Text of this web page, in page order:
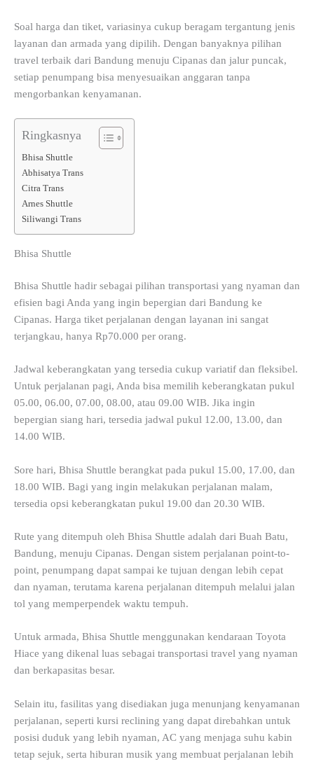
Soal harga dan tiket, variasinya cukup beragam tergantung jenis
layanan dan armada yang dipilih. Dengan banyaknya pilihan
travel terbaik dari Bandung menuju Cipanas dan jalur puncak,
setiap penumpang bisa menyesuaikan anggaran tanpa
mengorbankan kenyamanan.
Ringkasnya
Bhisa Shuttle
Abhisatya Trans
Citra Trans
Arnes Shuttle
Siliwangi Trans
Bhisa Shuttle
Bhisa Shuttle hadir sebagai pilihan transportasi yang nyaman dan
efisien bagi Anda yang ingin bepergian dari Bandung ke
Cipanas. Harga tiket perjalanan dengan layanan ini sangat
terjangkau, hanya Rp70.000 per orang.
Jadwal keberangkatan yang tersedia cukup variatif dan fleksibel.
Untuk perjalanan pagi, Anda bisa memilih keberangkatan pukul
05.00, 06.00, 07.00, 08.00, atau 09.00 WIB. Jika ingin
bepergian siang hari, tersedia jadwal pukul 12.00, 13.00, dan
14.00 WIB.
Sore hari, Bhisa Shuttle berangkat pada pukul 15.00, 17.00, dan
18.00 WIB. Bagi yang ingin melakukan perjalanan malam,
tersedia opsi keberangkatan pukul 19.00 dan 20.30 WIB.
Rute yang ditempuh oleh Bhisa Shuttle adalah dari Buah Batu,
Bandung, menuju Cipanas. Dengan sistem perjalanan point-to-
point, penumpang dapat sampai ke tujuan dengan lebih cepat
dan nyaman, terutama karena perjalanan ditempuh melalui jalan
tol yang memperpendek waktu tempuh.
Untuk armada, Bhisa Shuttle menggunakan kendaraan Toyota
Hiace yang dikenal luas sebagai transportasi travel yang nyaman
dan berkapasitas besar.
Selain itu, fasilitas yang disediakan juga menunjang kenyamanan
perjalanan, seperti kursi reclining yang dapat direbahkan untuk
posisi duduk yang lebih nyaman, AC yang menjaga suhu kabin
tetap sejuk, serta hiburan musik yang membuat perjalanan lebih